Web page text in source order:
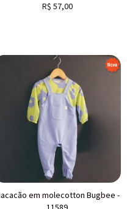
R$ 57,00
em molecotton Bugbee -